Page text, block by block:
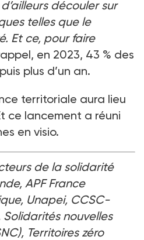
découler sur
telles que le
Et ce, pour faire
en 2023, 43 % des
plus d’un an.
territoriale aura lieu
ce lancement a réuni
en visio.
de la solidarité
APF France
Unapei, CCSC-
nouvelles
Territoires zéro